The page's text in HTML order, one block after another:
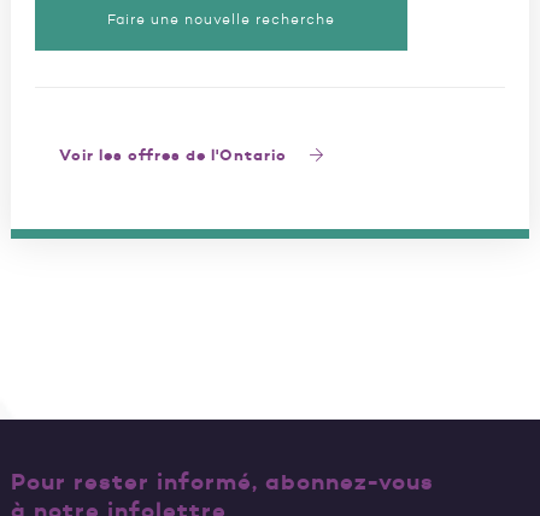
Faire une nouvelle recherche
Voir les offres de l'Ontario
Pour rester informé, abonnez-vous